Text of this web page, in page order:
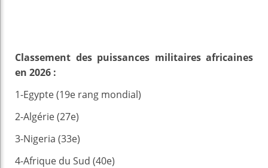
Classement des puissances militaires africaines
en 2026 :
1-Egypte (19e rang mondial)
2-Algérie (27e)
3-Nigeria (33e)
4-Afrique du Sud (40e)